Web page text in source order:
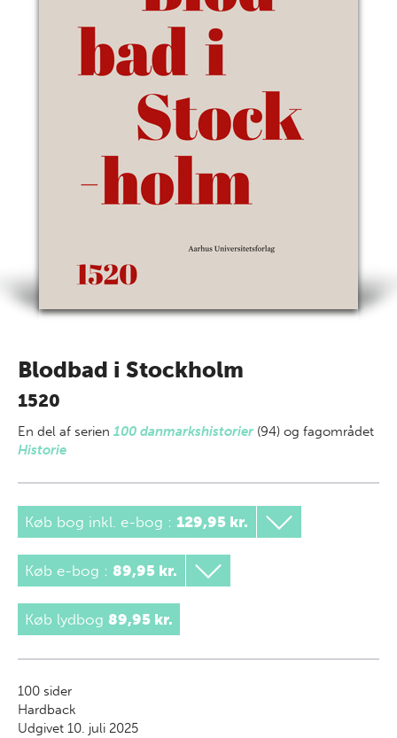
Blodbad i Stockholm
1520
En del af serien 100 danmarkshistorier (94) og fagområdet
Historie
Køb bog inkl. e-bog : 129,95 kr.
Køb e-bog : 89,95 kr.
Køb lydbog 89,95 kr.
100 sider
Hardback
Udgivet 10. juli 2025